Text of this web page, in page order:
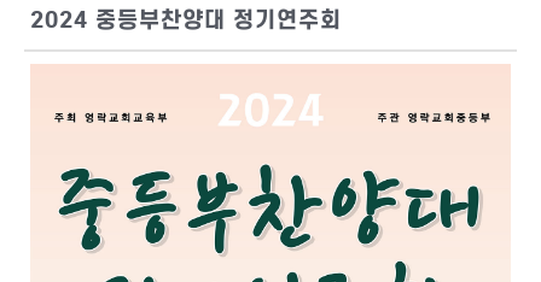
2024 중등부찬양대 정기연주회